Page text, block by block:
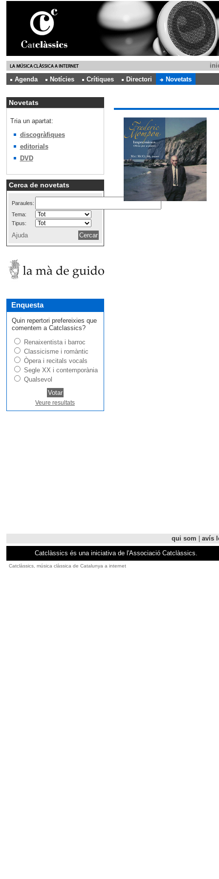
Agenda
Notícies Crítiques Directori Novetats
Novetats
Tria un apartat:
discogràfiques
editorials
DVD
Cerca de novetats
Paraules:
Tema:
Tipus:
Ajuda
Enquesta
Quin repertori prefereixies que
comentem a Catclassics?
Renaixentista i barroc
Classicisme i romàntic
Òpera i recitals vocals
Segle XX i contemporània
Qualsevol
Veure resultats
qui som | avís
Catclàssics és una iniciativa de l'Associació Catclàssics.
Catclàssics, música clàssica de Catalunya a internet